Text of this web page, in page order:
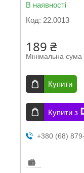
В наявності
Код: 22.0013
189 ₴
Мінімальна
Купити
Купити з
+380 (68)